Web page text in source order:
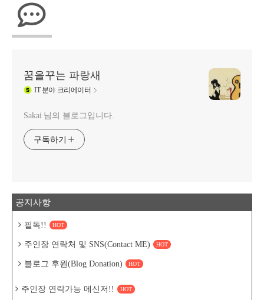
꿈을꾸는 파랑새
IT분야 크리에이터
Sakai 님의 블로그입니다.
구독하기
공지사항
필독!! HOT
주인장 연락처 및 SNS(Contact ME) HOT
블로그 후원(Blog Donation) HOT
주인장 연락가능 메신저!! HOT